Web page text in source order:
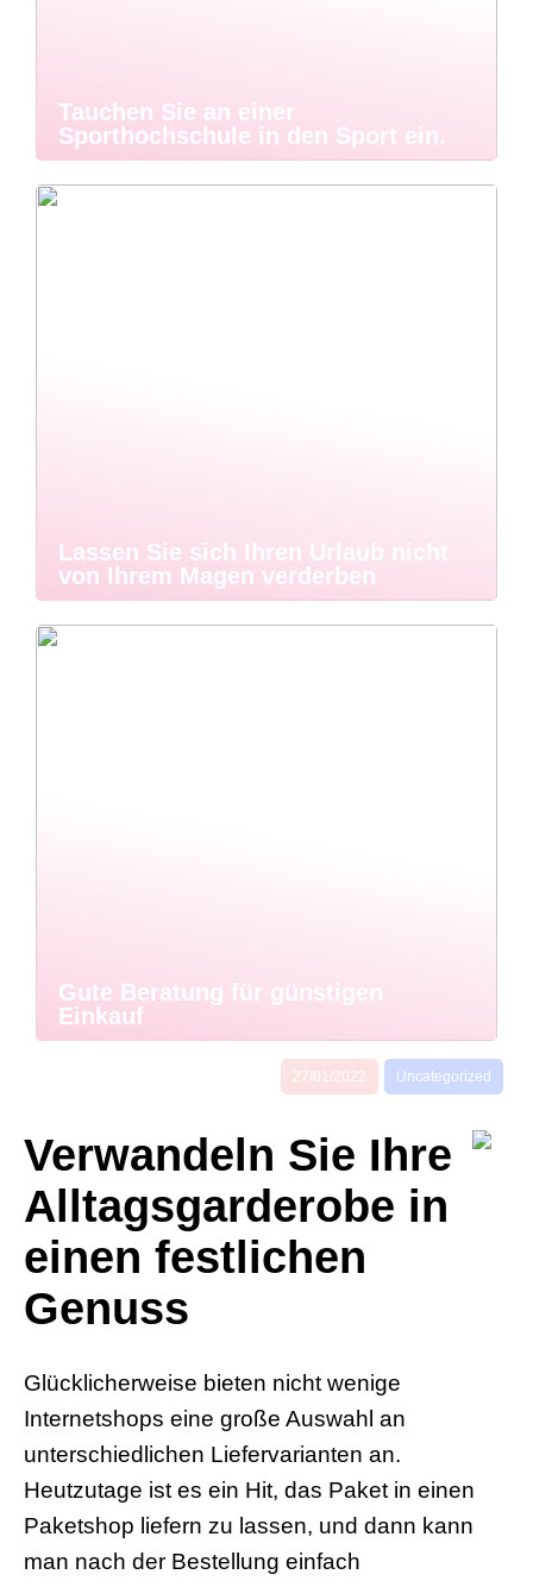
Tauchen Sie an einer
Sporthochschule in den Sport ein.
Lassen Sie sich Ihren Urlaub nicht
von Ihrem Magen verderben
Gute Beratung für günstigen
Einkauf
27/01/2022 Uncategorized
Verwandeln Sie Ihre
Alltagsgarderobe in
einen festlichen
Genuss
Glücklicherweise bieten nicht wenige
Internetshops eine große Auswahl an
unterschiedlichen Liefervarianten an.
Heutzutage ist es ein Hit, das Paket in einen
Paketshop liefern zu lassen, und dann kann
man nach der Bestellung einfach